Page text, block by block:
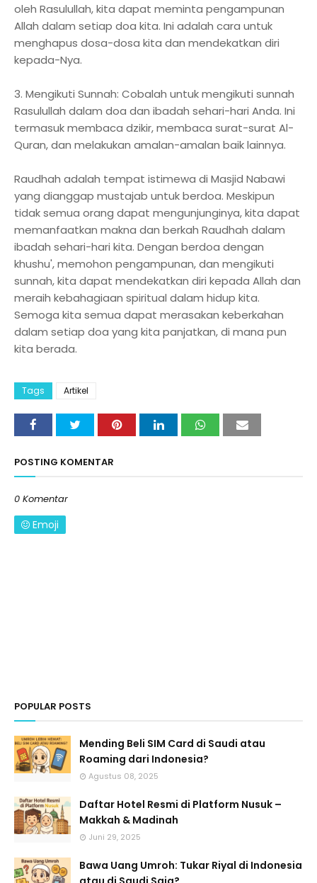
oleh Rasulullah, kita dapat meminta pengampunan
Allah dalam setiap doa kita. Ini adalah cara untuk
menghapus dosa-dosa kita dan mendekatkan diri
kepada-Nya.
3. Mengikuti Sunnah: Cobalah untuk mengikuti sunnah
Rasulullah dalam doa dan ibadah sehari-hari Anda. Ini
termasuk membaca dzikir, membaca surat-surat Al-
Quran, dan melakukan amalan-amalan baik lainnya.
Raudhah adalah tempat istimewa di Masjid Nabawi
yang dianggap mustajab untuk berdoa. Meskipun
tidak semua orang dapat mengunjunginya, kita dapat
memanfaatkan makna dan berkah Raudhah dalam
ibadah sehari-hari kita. Dengan berdoa dengan
khushu', memohon pengampunan, dan mengikuti
sunnah, kita dapat mendekatkan diri kepada Allah dan
meraih kebahagiaan spiritual dalam hidup kita.
Semoga kita semua dapat merasakan keberkahan
dalam setiap doa yang kita panjatkan, di mana pun
kita berada.
Tags Artikel
POSTING KOMENTAR
0 Komentar
Emoji
POPULAR POSTS
Mending Beli SIM Card di Saudi atau
Roaming dari Indonesia?
Agustus 08, 2025
Daftar Hotel Resmi di Platform Nusuk –
Makkah & Madinah
Juni 29, 2025
Bawa Uang Umroh: Tukar Riyal di Indonesia